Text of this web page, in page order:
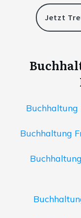
Jetzt
Buchhaltung
Buchhaltung